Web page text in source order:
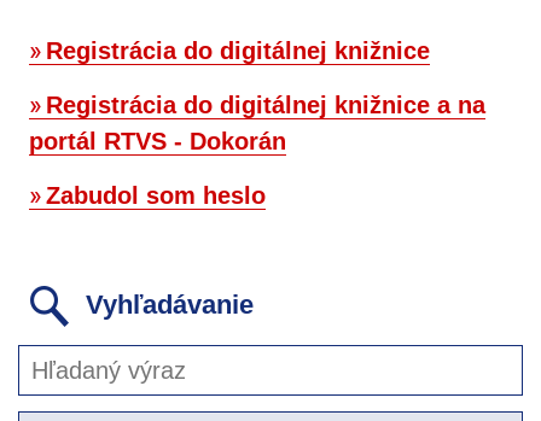
Registrácia do digitálnej knižnice
Registrácia do digitálnej knižnice a na
portál RTVS - Dokorán
Zabudol som heslo
Vyhľadávanie